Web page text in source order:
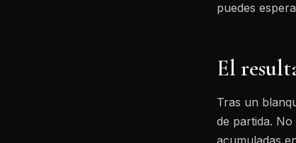
puedes
El
Tras un
de partida.
acumuladas